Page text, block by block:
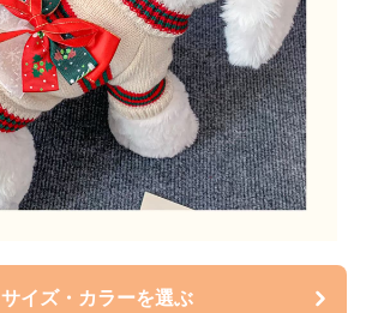
サイズ・カラーを選ぶ